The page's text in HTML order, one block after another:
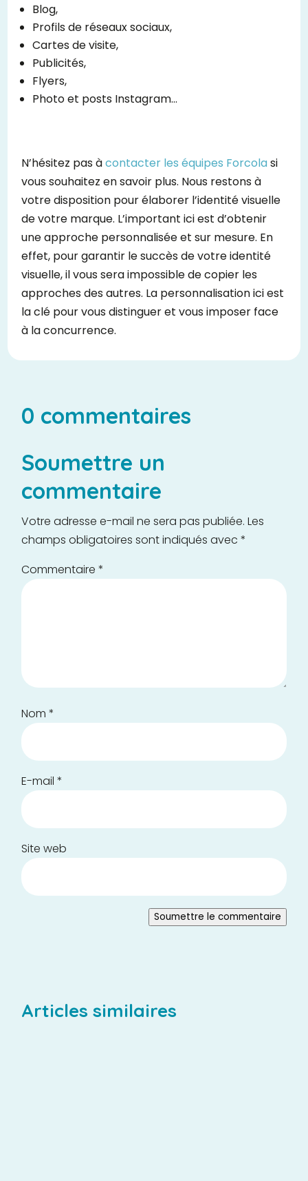
Blog,
Profils de réseaux sociaux,
Cartes de visite,
Publicités,
Flyers,
Photo et posts Instagram…
N’hésitez pas àcontacter les équipes Forcolasi
vous souhaitez en savoir plus. Nous restons à
votre disposition pour élaborer l’identité visuelle
de votre marque. L’important ici est d’obtenir
une approche personnalisée et sur mesure. En
effet, pour garantir le succès de votre identité
visuelle, il vous sera impossible de copier les
approches des autres. La personnalisation ici est
la clé pour vous distinguer et vous imposer face
à la concurrence.
0 commentaires
Soumettre un
commentaire
Votre adresse e-mail ne sera pas publiée. Les
champs obligatoires sont indiqués avec*
Commentaire*
Nom*
E-mail*
Site web
Soumettre le commentaire
Articles similaires